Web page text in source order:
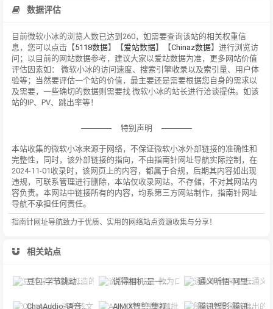
数据评估
目前微软小冰的浏览人数已达到260，如需要查询该站的相关权重信
息，您可以点击【5118数据】【爱站数据】【Chinaz数据】进行浏览访
问；以目前的网站数据参考，建议大家以爱站数据为准，更多网站价值
评估因素如： 微软小冰的访问速度、搜索引擎收录以及索引量、用户体
验等；当然要评估一个站的价值，最主要还是需要根据您自身的需求以
及需要，一些确切的数据则需要找 微软小冰的站长进行洽谈提供。如该
站的IP、PV、跳出率等！
特别声明
本站收集的微软小冰来源于网络，不保证微软小冰外部链接的准确性和
完整性，同时，该外部链接的指向，不由指南针网址导航实际控制，在
2024-11-01收录时，该网页上的内容，都属于合规，后期其内容如出现
违规，可联系管理进行删除，本站仅收录网站，不存储，不对其网站内
容负责。本网站中链接所有的内容，均系第三方网站制作，指南针网址
导航不承担任何责任。
指南针网址导航致力于优质、实用的网络站点资源收集与分享！
相关站点
豆包-字节跳动打造的多功能AI对话工具 说得相机-是一款为口播视频创作者量身定制的智能拍摄工具 通义听悟-阿里云通义听悟是聚焦音视频内容的工作学习AI助手
ChatAudio-语音转文字 + 总结 + 对话 AIMIX智剪-集视频批量混剪、文案、字幕生成、语音合成等短视频运营功能于一 腾讯智影-腾讯推出的在线智能视频创作平台